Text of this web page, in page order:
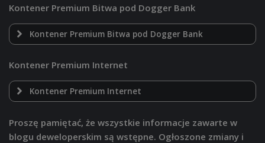
Kontener Premium Bitwa pod Dogger Bank
Kontener Premium Bitwa pod Dogger Bank
Kontener Premium Internet
Kontener Premium Internet
Proszę pamiętać, że wszystkie informacje zawarte w
blogu deweloperskim są wstępne. Ogłoszone zmiany i